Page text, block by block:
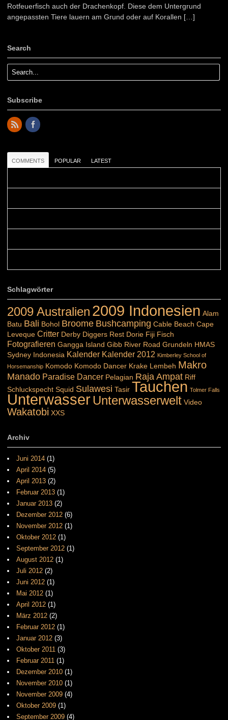
Rotfeuerfisch auch der Drachenkopf. Diese dem Untergrund
angepassten Tiere lauern am Grund oder auf Korallen […]
Search
Subscribe
COMMENTS POPULAR LATEST
Schlagwörter
2009 Australien 2009 Indonesien Alam
Batu Bali Bohol Broome Bushcamping Cable Beach Cape
Leveque Critter Derby Diggers Rest Dorie Fiji Fisch
Fotografieren Gangga Island Gibb River Road Grundeln HMAS
Sydney Indonesia Kalender Kalender 2012 Kimberley School of
Horsemanship Komodo Komodo Dancer Krake Lembeh Makro
Manado Paradise Dancer Pelagian Raja Ampat Riff
Schluckspecht Squid Sulawesi Tasir Tauchen Tolmer Falls
UnterwasserUnterwasserwelt Video
Wakatobi XXS
Archiv
Juni 2014 (1)
April 2014 (5)
April 2013 (2)
Februar 2013 (1)
Januar 2013 (2)
Dezember 2012 (6)
November 2012 (1)
Oktober 2012 (1)
September 2012 (1)
August 2012 (1)
Juli 2012 (2)
Juni 2012 (1)
Mai 2012 (1)
April 2012 (1)
März 2012 (2)
Februar 2012 (1)
Januar 2012 (3)
Oktober 2011 (3)
Februar 2011 (1)
Dezember 2010 (1)
November 2010 (1)
November 2009 (4)
Oktober 2009 (1)
September 2009 (4)